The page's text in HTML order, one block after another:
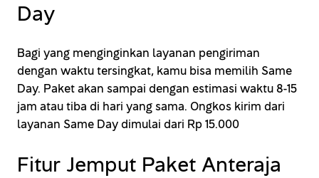
Day
Bagi yang menginginkan layanan pengiriman
dengan waktu tersingkat, kamu bisa memilih Same
Day. Paket akan sampai dengan estimasi waktu 8-15
jam atau tiba di hari yang sama. Ongkos kirim dari
layanan Same Day dimulai dari Rp 15.000
Fitur Jemput Paket Anteraja